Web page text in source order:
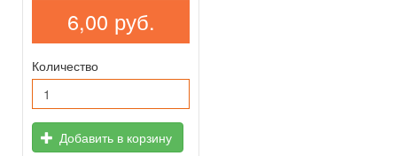
6,00 руб.
Количество
Добавить в корзину